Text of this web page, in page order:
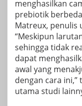
menghasilkan
prebiotik
Matreux, penulis
“Meskipun
sehingga tidak
dapat
awal yang
dengan cara ini,”
utama studi